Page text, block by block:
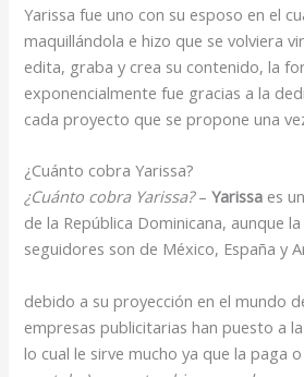
Yarissa fue uno con su esposo en el
maquillándola e hizo que se volviera
edita, graba y crea su contenido, la
exponencialmente fue gracias a la
cada proyecto que se propone una
¿Cuánto cobra Yarissa?
¿Cuánto cobra Yarissa?–Yarissa es
de la República Dominicana, aunque
seguidores son de México, España y
debido a su proyección en el mundo
empresas publicitarias han puesto a
lo cual le sirve mucho ya que la paga o